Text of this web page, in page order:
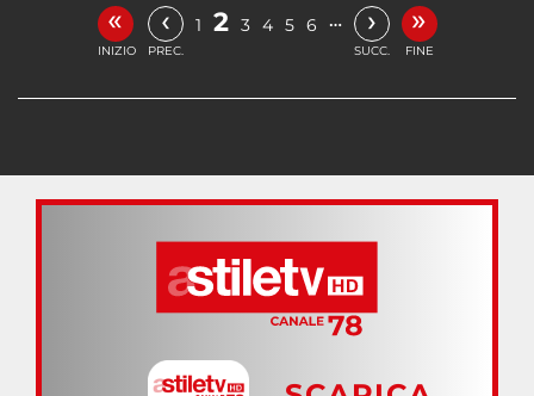
«
INIZIO
‹
PREC.
1 2 3 4 5 6 … ›
SUCC.
»
FINE